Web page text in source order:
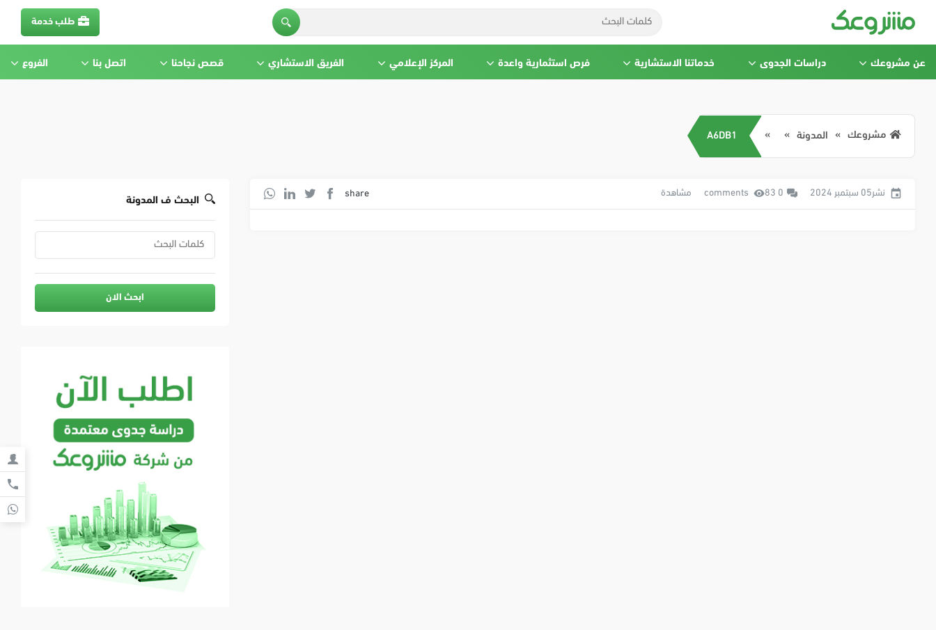
طلب خدمة
عن مشروعك دراسات الجدوى خدماتنا الاستشارية فرص استثمارية واعدة المركز الإعلامي الفريق الاستشاري قصص نجاحنا اتصل بنا الفروع
مشروعك المدونة A6DB1
نشر05 سبتمبر 2024 0 comments 83 مشاهدة share
البحث ف المدونة
ابحث الان